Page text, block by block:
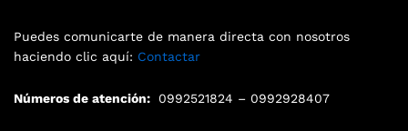
Puedes comunicarte de manera directa con nosotros
haciendo clic aquí: Contactar
Números de atención: 0992521824 – 0992928407